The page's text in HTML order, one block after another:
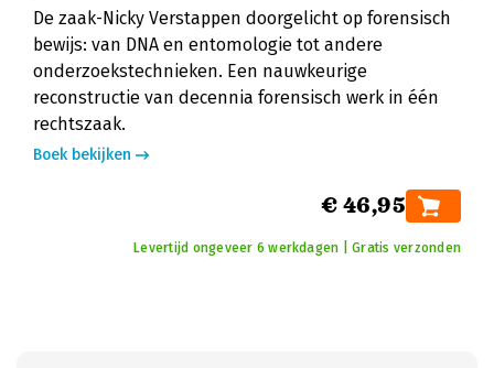
De zaak-Nicky Verstappen doorgelicht op forensisch
bewijs: van DNA en entomologie tot andere
onderzoekstechnieken. Een nauwkeurige
reconstructie van decennia forensisch werk in één
rechtszaak.
Boek bekijken
€ 46,95
Levertijd ongeveer 6 werkdagen | Gratis verzonden